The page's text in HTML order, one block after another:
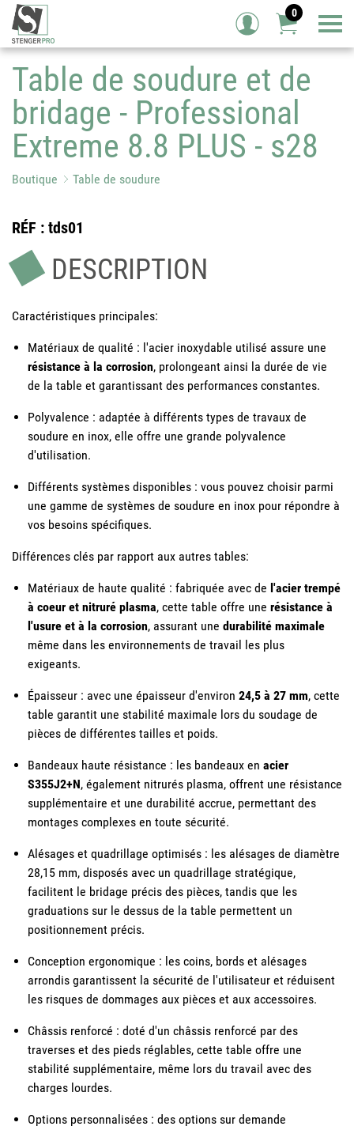
0
Table de soudure et de
bridage - Professional
Extreme 8.8 PLUS - s28
Boutique Table de soudure
RÉF : tds01
DESCRIPTION
Caractéristiques principales:
Matériaux de qualité : l'acier inoxydable utilisé assure une
résistance à la corrosion, prolongeant ainsi la durée de vie
de la table et garantissant des performances constantes.
Polyvalence : adaptée à différents types de travaux de
soudure en inox, elle offre une grande polyvalence
d'utilisation.
Différents systèmes disponibles : vous pouvez choisir parmi
une gamme de systèmes de soudure en inox pour répondre à
vos besoins spécifiques.
Différences clés par rapport aux autres tables:
Matériaux de haute qualité : fabriquée avec de l'acier trempé
à coeur et nitruré plasma, cette table offre une résistance à
l'usure et à la corrosion, assurant une durabilité maximale
même dans les environnements de travail les plus
exigeants.
Épaisseur : avec une épaisseur d'environ 24,5 à 27 mm, cette
table garantit une stabilité maximale lors du soudage de
pièces de différentes tailles et poids.
Bandeaux haute résistance : les bandeaux en acier
S355J2+N, également nitrurés plasma, offrent une résistance
supplémentaire et une durabilité accrue, permettant des
montages complexes en toute sécurité.
Alésages et quadrillage optimisés : les alésages de diamètre
28,15 mm, disposés avec un quadrillage stratégique,
facilitent le bridage précis des pièces, tandis que les
graduations sur le dessus de la table permettent un
positionnement précis.
Conception ergonomique : les coins, bords et alésages
arrondis garantissent la sécurité de l'utilisateur et réduisent
les risques de dommages aux pièces et aux accessoires.
Châssis renforcé : doté d'un châssis renforcé par des
traverses et des pieds réglables, cette table offre une
stabilité supplémentaire, même lors du travail avec des
charges lourdes.
Options personnalisées : des options sur demande